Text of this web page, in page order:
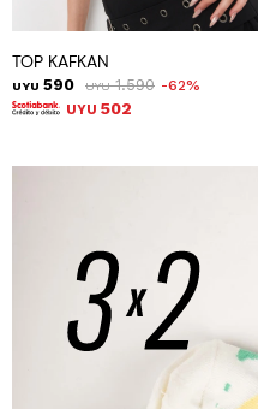
TOP KAFKAN
UYU 590 UYU 1.590 62
UYU 502